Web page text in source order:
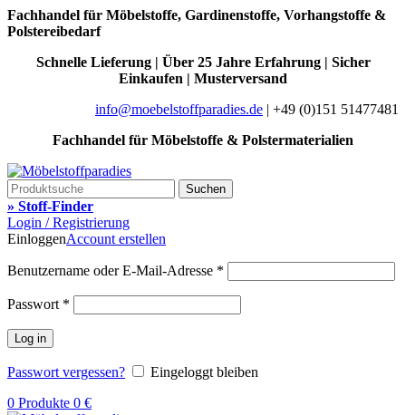
Fachhandel für Möbelstoffe, Gardinenstoffe, Vorhangstoffe &
Polstereibedarf
Schnelle Lieferung | Über 25 Jahre Erfahrung | Sicher
Einkaufen | Musterversand
info@moebelstoffparadies.de | +49 (0)151 51477481
Fachhandel für Möbelstoffe & Polstermaterialien
Suchen
» Stoff-Finder
Login / Registrierung
EinloggenAccount erstellen
Benutzername oder E-Mail-Adresse *
Passwort *
Log in
Passwort vergessen?
Eingeloggt bleiben
0 Produkte 0 €